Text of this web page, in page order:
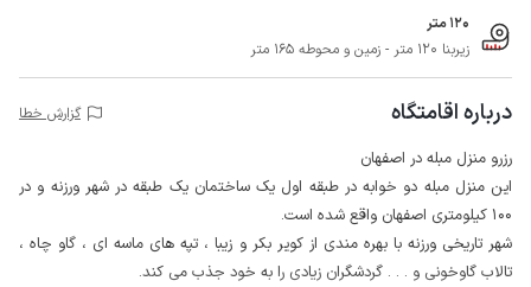
120 متر
زیربنا 120 متر - زمین و محوطه 165 متر
درباره اقامتگاه گزارش خطا
رزرو منزل مبله در اصفهان
این منزل مبله دو خوابه در طبقه اول یک ساختمان یک طبقه در شهر ورزنه و در
100 کیلومتری اصفهان واقع شده است.
شهر تاریخی ورزنه با بهره مندی از کویر بکر و زیبا ، تپه های ماسه ای ، گاو چاه ،
تالاب گاوخونی و . . . گردشگران زیادی را به خود جذب می کند.